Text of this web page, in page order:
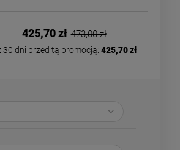
425,70 zł 473,00 zł
30 dni przed tą promocją: 425,70 zł
kiedy produkt pojawił